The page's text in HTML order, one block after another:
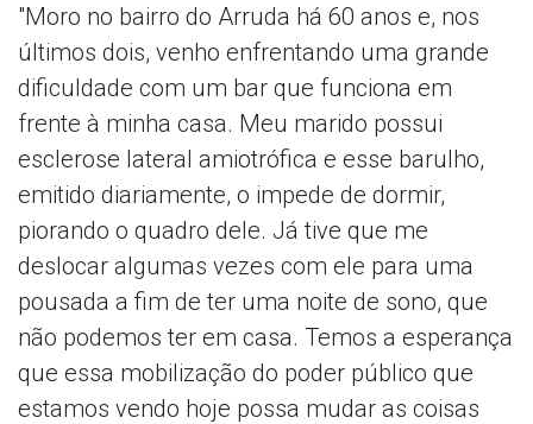
"Moro no bairro do Arruda há 60 anos e, nos
últimos dois, venho enfrentando uma grande
dificuldade com um bar que funciona em
frente à minha casa. Meu marido possui
esclerose lateral amiotrófica e esse barulho,
emitido diariamente, o impede de dormir,
piorando o quadro dele. Já tive que me
deslocar algumas vezes com ele para uma
pousada a fim de ter uma noite de sono, que
não podemos ter em casa. Temos a esperança
que essa mobilização do poder público que
estamos vendo hoje possa mudar as coisas